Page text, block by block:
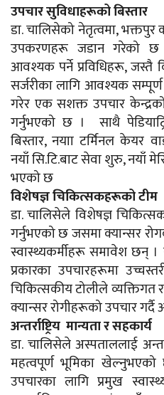
उपचार सुविधाहरूको बिस्तार
डा. चालिसेको नेतृत्वमा,
उपकरणहरू जडान गरेको छ
आवश्यक पर्ने प्रविधिहरू, जस्तै
सर्जरीका लागि आवश्यक
गरेर एक सशक्त उपचार
गर्नुभएको छ । साथै
बिस्तार, नयाा टर्मिनल केयर
नयाँ सि.टि.बाट सेवा शुरु, नयाँ
भएको छ
विशेषज्ञ चिकित्सकहरूको टीम
डा. चालिसेले विशेषज्ञ
गर्नुभएको छ जसमा क्यान्सर
स्वास्थ्यकर्मीहरू समावेश छन् ।
प्रकारका उपचारहरूमा
चिकित्सकीय टोलीले व्यक्तिगत
क्यान्सर रोगीहरूको उपचार
अन्तर्राष्ट्रिय मान्यता र सहकार्य
डा. चालिसेले अस्पताललाई
महत्वपूर्ण भूमिका
उपचारका लागि प्रमुख